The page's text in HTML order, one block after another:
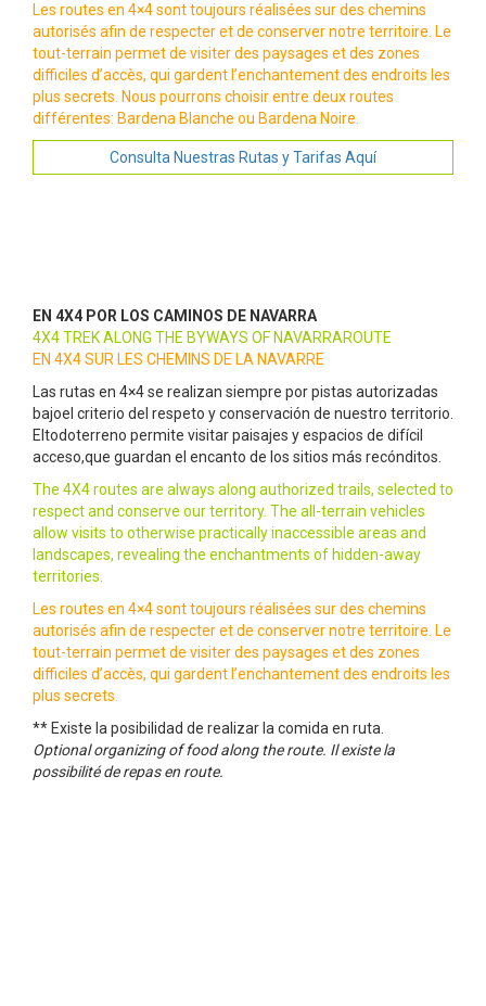
Les routes en 4×4 sont toujours réalisées sur des chemins
autorisés afin de respecter et de conserver notre territoire. Le
tout-terrain permet de visiter des paysages et des zones
difficiles d’accès, qui gardent l’enchantement des endroits les
plus secrets. Nous pourrons choisir entre deux routes
différentes: Bardena Blanche ou Bardena Noire.
Consulta Nuestras Rutas y Tarifas Aquí
EN 4X4 POR LOS CAMINOS DE NAVARRA
4X4 TREK ALONG THE BYWAYS OF NAVARRAROUTE
EN 4X4 SUR LES CHEMINS DE LA NAVARRE
Las rutas en 4×4 se realizan siempre por pistas autorizadas
bajoel criterio del respeto y conservación de nuestro territorio.
Eltodoterreno permite visitar paisajes y espacios de difícil
acceso,que guardan el encanto de los sitios más recónditos.
The 4X4 routes are always along authorized trails, selected to
respect and conserve our territory. The all-terrain vehicles
allow visits to otherwise practically inaccessible areas and
landscapes, revealing the enchantments of hidden-away
territories.
Les routes en 4×4 sont toujours réalisées sur des chemins
autorisés afin de respecter et de conserver notre territoire. Le
tout-terrain permet de visiter des paysages et des zones
difficiles d’accès, qui gardent l’enchantement des endroits les
plus secrets.
** Existe la posibilidad de realizar la comida en ruta.
Optional organizing of food along the route. Il existe la
possibilité de repas en route.